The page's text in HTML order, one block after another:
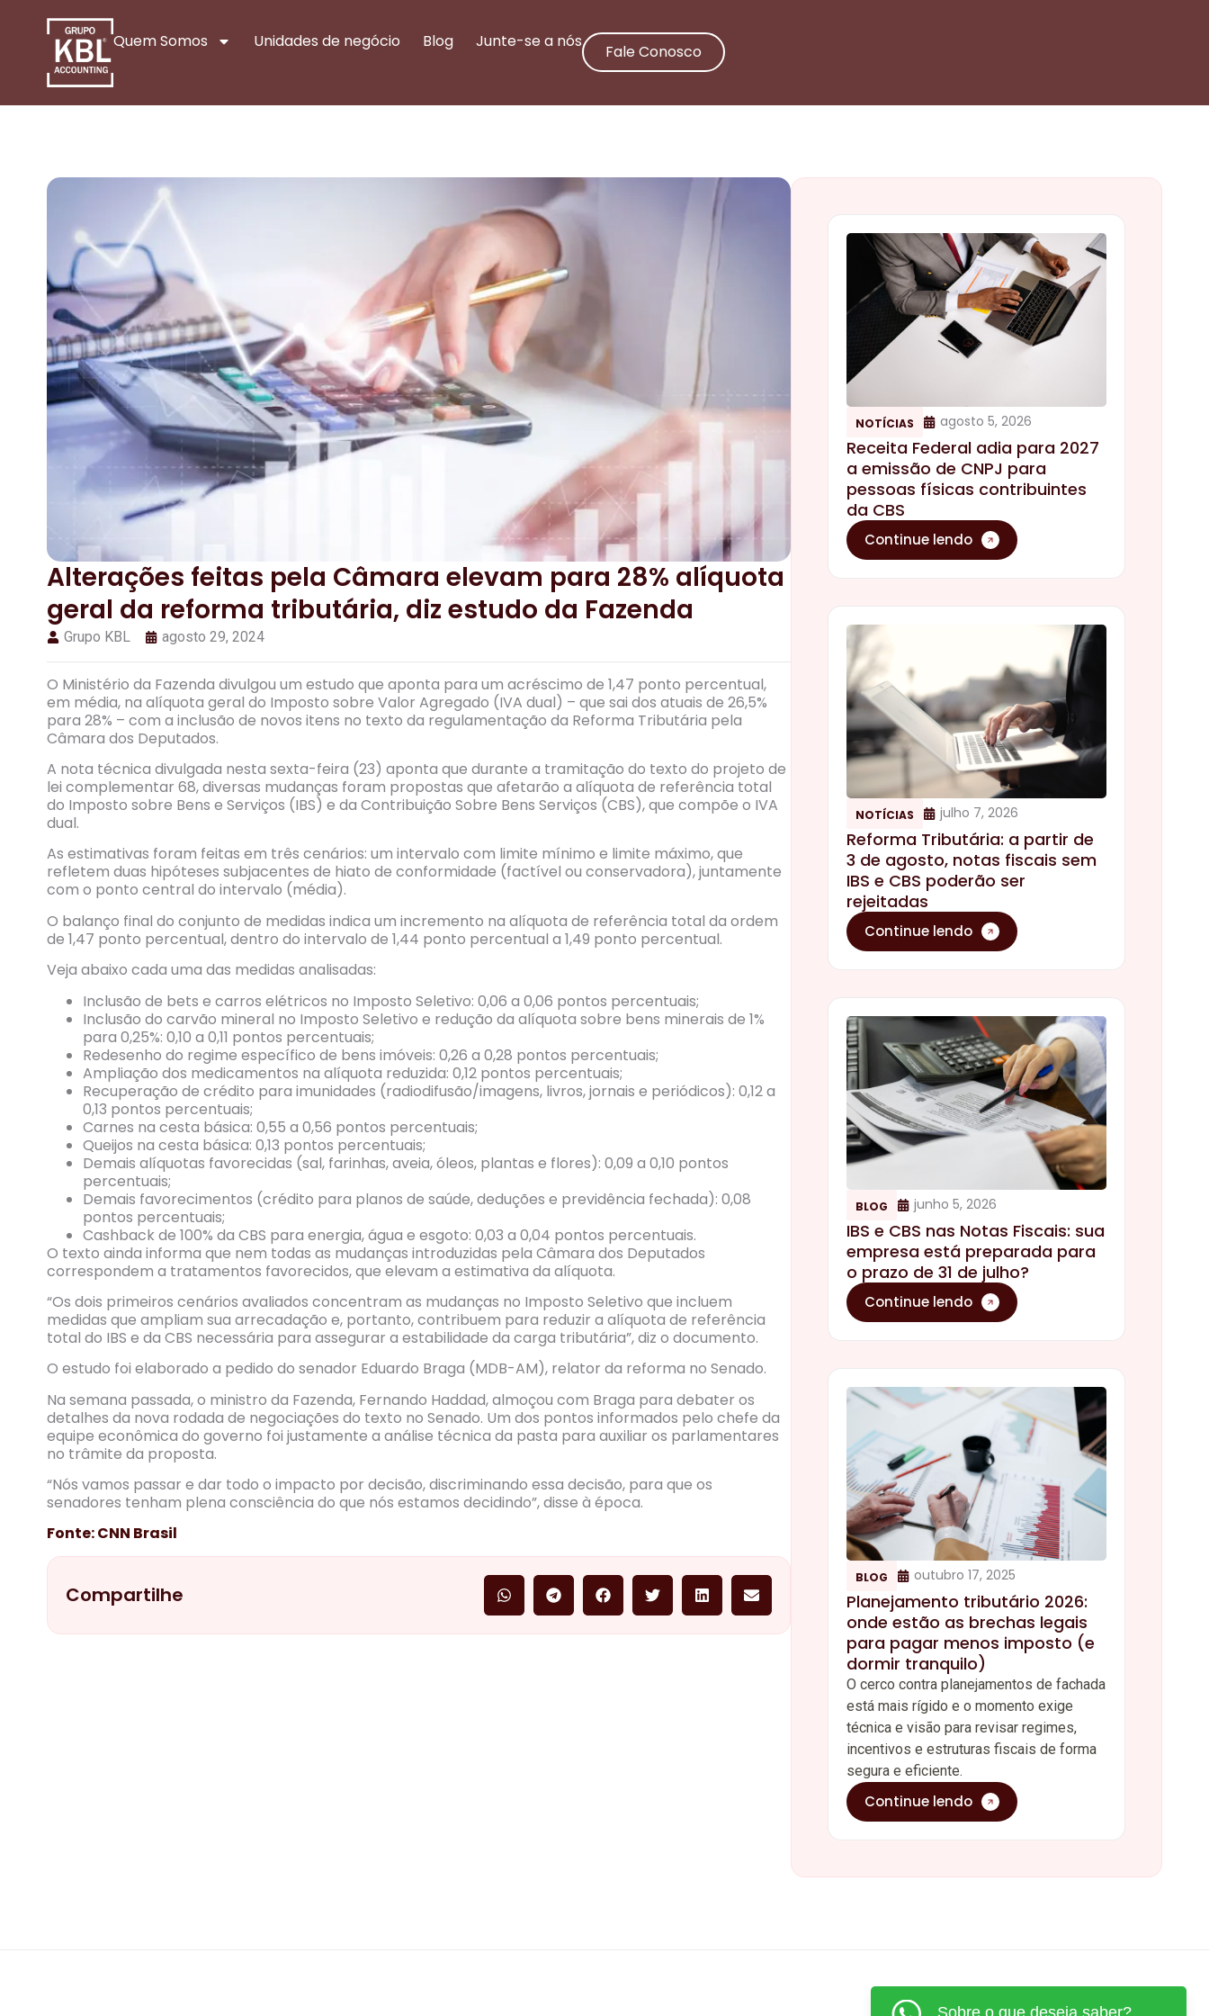
Quem Somos Unidades de negócio Blog Junte-se a nós
Fale Conosco
NOTÍCIAS agosto 5, 2026
Receita Federal adia para 2027
a emissão de CNPJ para
pessoas físicas contribuintes
da CBS
Continue lendo
NOTÍCIAS julho 7, 2026
Reforma Tributária: a partir de
3 de agosto, notas fiscais sem
IBS e CBS poderão ser
rejeitadas
Continue lendo
BLOG junho 5, 2026
IBS e CBS nas Notas Fiscais: sua
empresa está preparada para
o prazo de 31 de julho?
Continue lendo
BLOG outubro 17, 2025
Planejamento tributário 2026:
onde estão as brechas legais
para pagar menos imposto (e
dormir tranquilo)
O cerco contra planejamentos de fachada
está mais rígido e o momento exige
técnica e visão para revisar regimes,
incentivos e estruturas fiscais de forma
segura e eficiente.
Continue lendo
Alterações feitas pela Câmara elevam para 28% alíquota
geral da reforma tributária, diz estudo da Fazenda
Grupo KBL agosto 29, 2024
O Ministério da Fazenda divulgou um estudo que aponta para um acréscimo de 1,47 ponto percentual,
em média, na alíquota geral do Imposto sobre Valor Agregado (IVA dual) – que sai dos atuais de 26,5%
para 28% – com a inclusão de novos itens no texto da regulamentação da Reforma Tributária pela
Câmara dos Deputados.
A nota técnica divulgada nesta sexta-feira (23) aponta que durante a tramitação do texto do projeto de
lei complementar 68, diversas mudanças foram propostas que afetarão a alíquota de referência total
do Imposto sobre Bens e Serviços (IBS) e da Contribuição Sobre Bens Serviços (CBS), que compõe o IVA
dual.
As estimativas foram feitas em três cenários: um intervalo com limite mínimo e limite máximo, que
refletem duas hipóteses subjacentes de hiato de conformidade (factível ou conservadora), juntamente
com o ponto central do intervalo (média).
O balanço final do conjunto de medidas indica um incremento na alíquota de referência total da ordem
de 1,47 ponto percentual, dentro do intervalo de 1,44 ponto percentual a 1,49 ponto percentual.
Veja abaixo cada uma das medidas analisadas:
Inclusão de bets e carros elétricos no Imposto Seletivo: 0,06 a 0,06 pontos percentuais;
Inclusão do carvão mineral no Imposto Seletivo e redução da alíquota sobre bens minerais de 1%
para 0,25%: 0,10 a 0,11 pontos percentuais;
Redesenho do regime específico de bens imóveis: 0,26 a 0,28 pontos percentuais;
Ampliação dos medicamentos na alíquota reduzida: 0,12 pontos percentuais;
Recuperação de crédito para imunidades (radiodifusão/imagens, livros, jornais e periódicos): 0,12 a
0,13 pontos percentuais;
Carnes na cesta básica: 0,55 a 0,56 pontos percentuais;
Queijos na cesta básica: 0,13 pontos percentuais;
Demais alíquotas favorecidas (sal, farinhas, aveia, óleos, plantas e flores): 0,09 a 0,10 pontos
percentuais;
Demais favorecimentos (crédito para planos de saúde, deduções e previdência fechada): 0,08
pontos percentuais;
Cashback de 100% da CBS para energia, água e esgoto: 0,03 a 0,04 pontos percentuais.
O texto ainda informa que nem todas as mudanças introduzidas pela Câmara dos Deputados
correspondem a tratamentos favorecidos, que elevam a estimativa da alíquota.
“Os dois primeiros cenários avaliados concentram as mudanças no Imposto Seletivo que incluem
medidas que ampliam sua arrecadação e, portanto, contribuem para reduzir a alíquota de referência
total do IBS e da CBS necessária para assegurar a estabilidade da carga tributária”, diz o documento.
O estudo foi elaborado a pedido do senador Eduardo Braga (MDB-AM), relator da reforma no Senado.
Na semana passada, o ministro da Fazenda, Fernando Haddad, almoçou com Braga para debater os
detalhes da nova rodada de negociações do texto no Senado. Um dos pontos informados pelo chefe da
equipe econômica do governo foi justamente a análise técnica da pasta para auxiliar os parlamentares
no trâmite da proposta.
“Nós vamos passar e dar todo o impacto por decisão, discriminando essa decisão, para que os
senadores tenham plena consciência do que nós estamos decidindo”, disse à época.
Fonte: CNN Brasil
Compartilhe
Sobre o que deseja saber?